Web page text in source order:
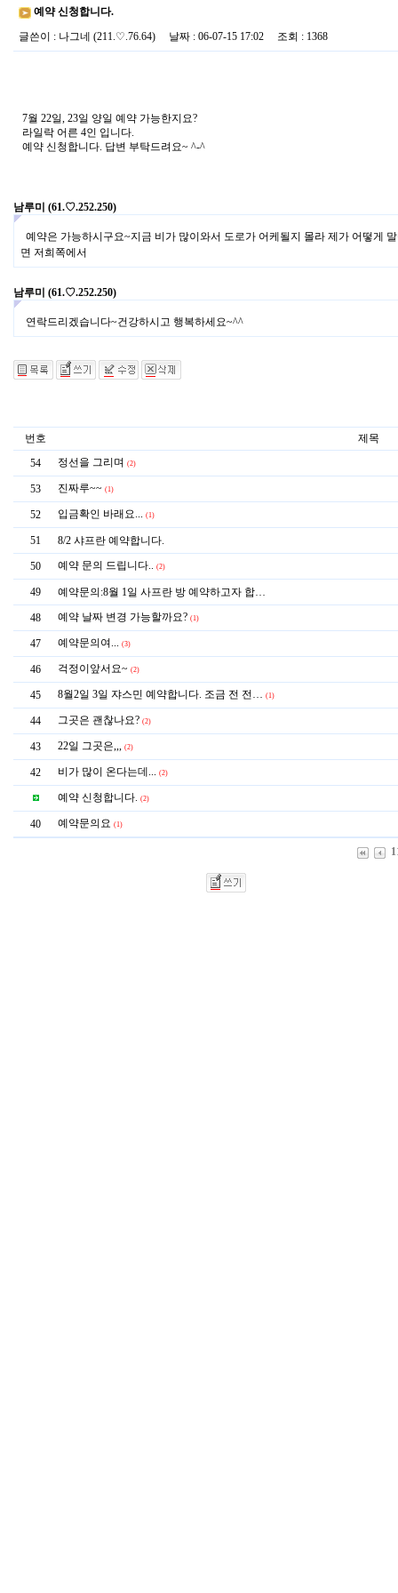
예약 신청합니다.
글쓴이
: 나그네 (211.♡.76.64) 날짜 : 06-07-15 17:02 조회 : 1368
7월 22일, 23일 양일 예약 가능한지요?
라일락 어른 4인 입니다.
예약 신청합니다. 답변 부탁드려요~ ^-^
남루미 (61.♡.252.250)
예약은 가능하시구요~지금 비가 많이와서 도로가 어케될지 몰라 제가 어떻게
면 저희쪽에서
남루미 (61.♡.252.250)
연락드리겠습니다~건강하시고 행복하세요~^^
번호
제목
54
정선을 그리며 (2)
53 진짜루~~ (1)
52 입금확인 바래요... (1)
51 8/2 샤프란 예약합니다.
50 예약 문의 드립니다.. (2)
49 예약문의:8월 1일 사프란 방 예약하고자 합…
48 예약 날짜 변경 가능할까요? (1)
47 예약문의여... (3)
46 걱정이앞서요~ (2)
45 8월2일 3일 쟈스민 예약합니다. 조금 전 전… (1)
44 그곳은 괜찮나요? (2)
43 22일 그곳은,,, (2)
42 비가 많이 온다는데... (2)
예약 신청합니다. (2)
40 예약문의요 (1)